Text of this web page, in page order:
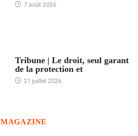
7 août 2026
Tribune | Le droit, seul garant
de la protection et
21 juillet 2026